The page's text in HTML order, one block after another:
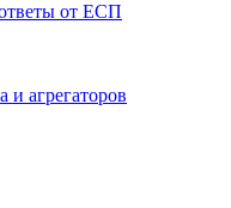
от ЕСП
и агрегаторов